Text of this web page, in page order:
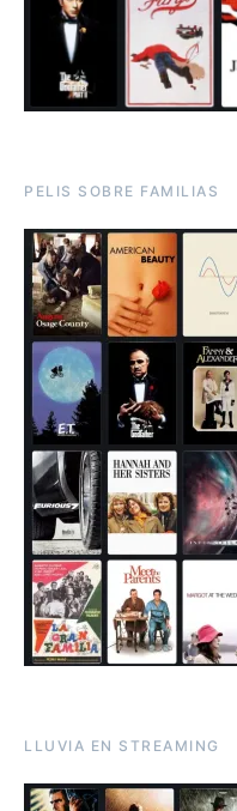
PELIS SOBRE FAMILIAS
LLUVIA EN STREAMING